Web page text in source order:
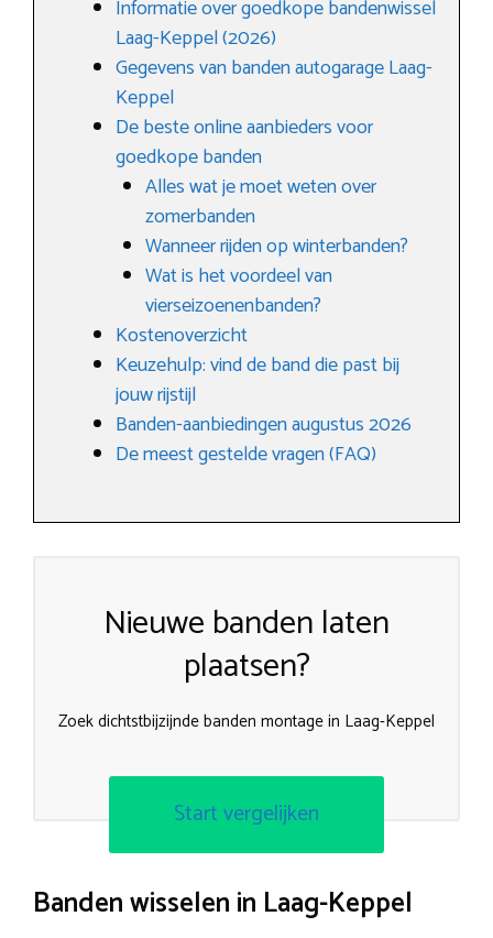
Informatie over goedkope bandenwissel
Laag-Keppel (2026)
Gegevens van banden autogarage Laag-
Keppel
De beste online aanbieders voor
goedkope banden
Alles wat je moet weten over
zomerbanden
Wanneer rijden op winterbanden?
Wat is het voordeel van
vierseizoenenbanden?
Kostenoverzicht
Keuzehulp: vind de band die past bij
jouw rijstijl
Banden-aanbiedingen augustus 2026
De meest gestelde vragen (FAQ)
Nieuwe banden laten
plaatsen?
Zoek dichtstbijzijnde banden montage in Laag-Keppel
Start vergelijken
Banden wisselen in Laag-Keppel